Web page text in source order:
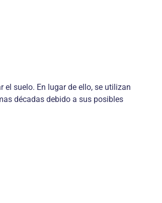
suelo. En lugar de ello, se utilizan
décadas debido a sus posibles